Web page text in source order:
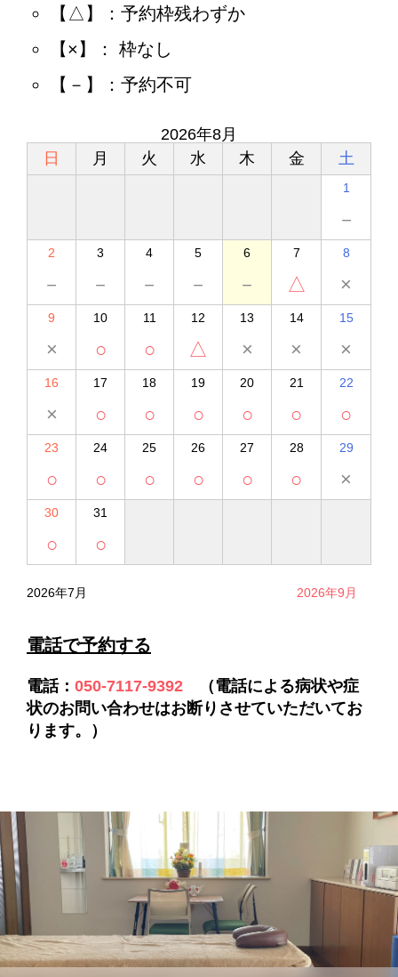
【△】：予約枠残わずか
【×】： 枠なし
【－】：予約不可
2026年8月
日
月 火 水 木 金 土
1
－
2
－
3
－
4
－
5
－
6
－
7
△
8
×
9
×
10
○
11
○
12
△
13
×
14
×
15
×
16
×
17
○
18
○
19
○
20
○
21
○
22
○
23
○
24
○
25
○
26
○
27
○
28
○
29
×
30
○
31
○
2026年7月 2026年9月
電話で予約する
電話： 050-7117-9392 （電話による病状や症
状のお問い合わせはお断りさせていただいてお
ります。）